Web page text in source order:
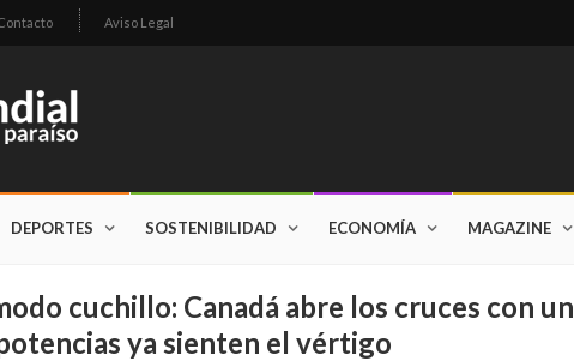
Aviso Legal
DEPORTES SOSTENIBILIDAD ECONOMÍA MAGAZINE
cuchillo: Canadá abre los cruces con un
ya sienten el vértigo